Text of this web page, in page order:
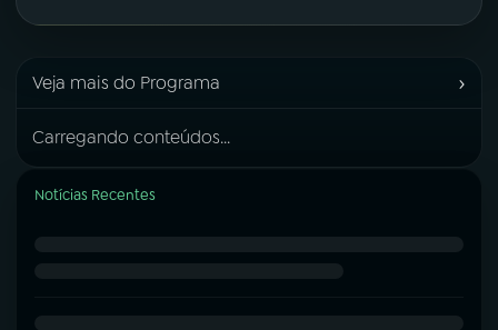
Veja mais do Programa ›
Carregando conteúdos...
Notícias Recentes